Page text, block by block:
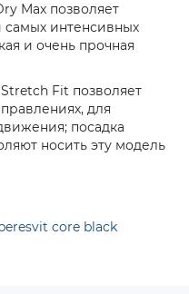
Max позволяет
самых интенсивных
и очень прочная
Fit позволяет
для
посадка
носить эту модель
core black